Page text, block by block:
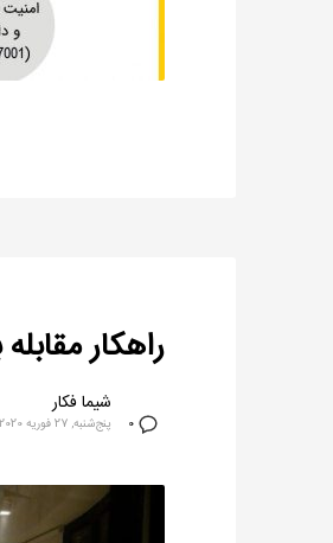
راهکار
0
شیما فکار
پنج‌شنبه, 27 فوریه 2020